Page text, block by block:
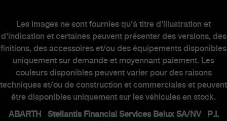
Contacter un concessionnaire
MONDE ABARTH
Heritage
Les images ne sont fournies qu'à titre d'illustration et
d'indication et certaines peuvent présenter des versions, des
finitions, des accessoires et/ou des équipements disponibles
uniquement sur demande et moyennant paiement. Les
couleurs disponibles peuvent varier pour des raisons
techniques et/ou de construction et commerciales et peuvent
être disponibles uniquement sur les véhicules en stock.
ABARTH Stellantis Financial Services Belux SA/NV P.I.